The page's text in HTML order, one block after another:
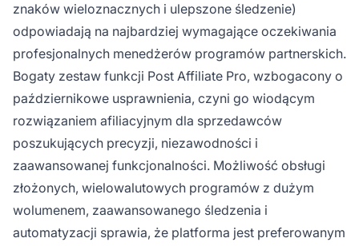
znaków wieloznacznych i ulepszone śledzenie)
odpowiadają na najbardziej wymagające oczekiwania
profesjonalnych menedżerów programów partnerskich.
Bogaty zestaw funkcji Post Affiliate Pro, wzbogacony o
październikowe usprawnienia, czyni go wiodącym
rozwiązaniem afiliacyjnym dla sprzedawców
poszukujących precyzji, niezawodności i
zaawansowanej funkcjonalności. Możliwość obsługi
złożonych, wielowalutowych programów z dużym
wolumenem, zaawansowanego śledzenia i
automatyzacji sprawia, że platforma jest preferowanym